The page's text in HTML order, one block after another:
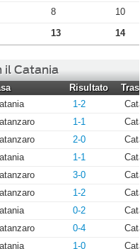
8
10
13 14
il Catania
Risultato
1-2
1-1
2-0
1-1
3-0
1-2
0-2
0-4
1-0